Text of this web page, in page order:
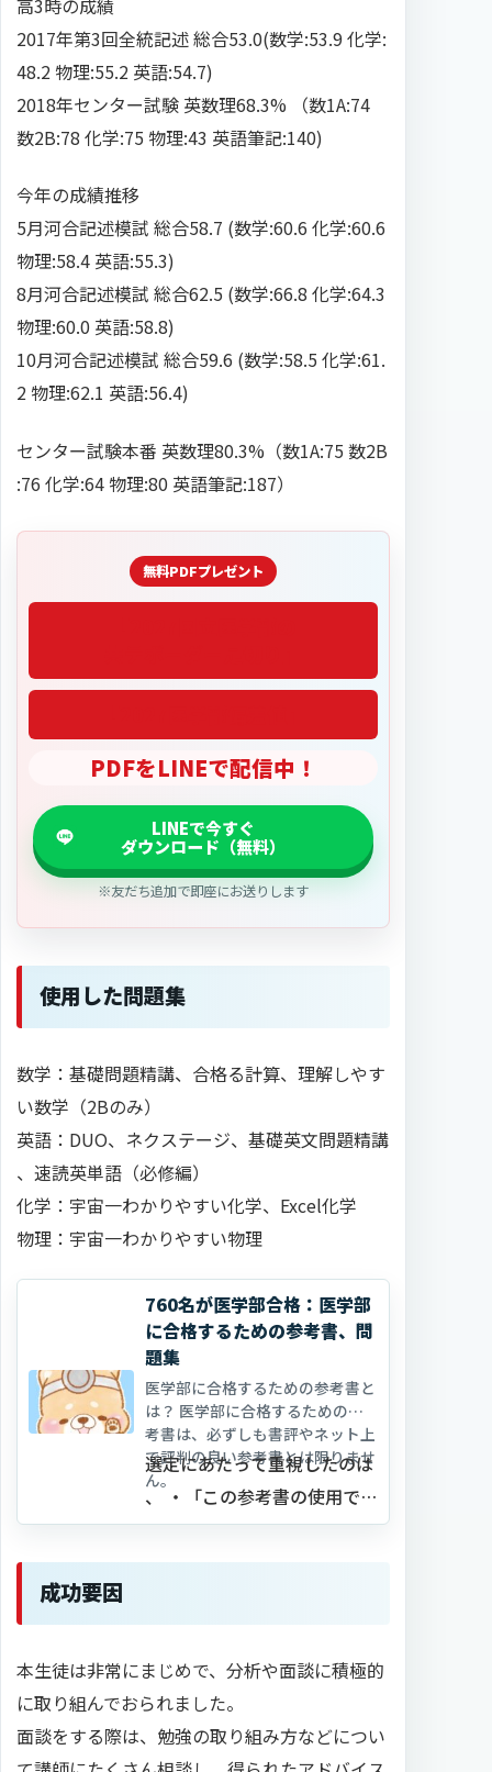
高3時の成績
2017年第3回全統記述 総合53.0(数学:53.9 化学:
48.2 物理:55.2 英語:54.7)
2018年センター試験 英数理68.3% （数1A:74
数2B:78 化学:75 物理:43 英語筆記:140)
今年の成績推移
5月河合記述模試 総合58.7 (数学:60.6 化学:60.6
物理:58.4 英語:55.3)
8月河合記述模試 総合62.5 (数学:66.8 化学:64.3
物理:60.0 英語:58.8)
10月河合記述模試 総合59.6 (数学:58.5 化学:61.
2 物理:62.1 英語:56.4)
センター試験本番 英数理80.3%（数1A:75 数2B
:76 化学:64 物理:80 英語筆記:187）
PDFをLINEで配信中！
※友だち追加で即座にお送りします
使用した問題集
数学：基礎問題精講、合格る計算、理解しやす
い数学（2Bのみ）
英語：DUO、ネクステージ、基礎英文問題精講
、速読英単語（必修編）
化学：宇宙一わかりやすい化学、Excel化学
物理：宇宙一わかりやすい物理
760名が医学部合格：医学部
に合格するための参考書、問
題集
医学部に合格するための参考書と
は？ 医学部に合格するための参
考書は、必ずしも書評やネット上
で評判の良い参考書とは限りませ
ん。
選定にあたって重視したのは
、 ・「この参考書の使用で医
学部合格は可能」と検証でき
ていること ・ 最短距…
成功要因
本生徒は非常にまじめで、分析や面談に積極的
に取り組んでおられました。
面談をする際は、勉強の取り組み方などについ